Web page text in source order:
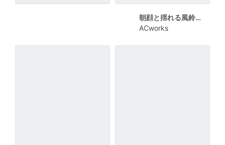
朝顔と揺れる風鈴の爽やかな暑中見舞い
ACworks